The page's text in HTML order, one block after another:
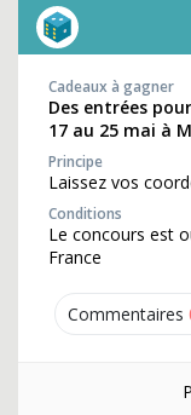
Commentaires
Cadeaux à gagner
Des entrées
17 au 25 mai à
Principe
Laissez vos
Conditions
Le concours est
France